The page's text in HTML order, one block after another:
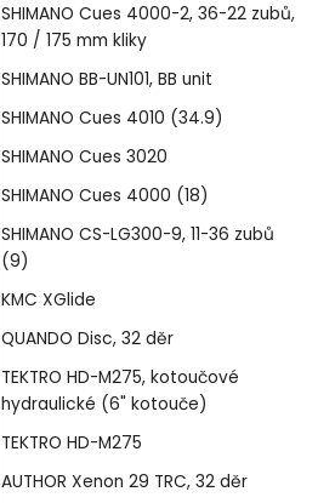
SHIMANO Cues 4000-2, 36-22 zubů,
170 / 175 mm kliky
SHIMANO BB-UN101, BB unit
SHIMANO Cues 4010 (34.9)
SHIMANO Cues 3020
SHIMANO Cues 4000 (18)
SHIMANO CS-LG300-9, 11-36 zubů
(9)
KMC XGlide
QUANDO Disc, 32 děr
TEKTRO HD-M275, kotoučové
hydraulické (6" kotouče)
TEKTRO HD-M275
AUTHOR Xenon 29 TRC, 32 děr